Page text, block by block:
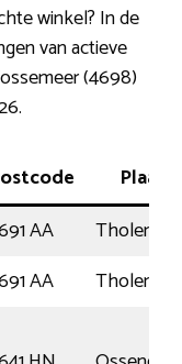
winkel? In de
van actieve
(4698)
Plaats
AA
Tholen
AA Tholen